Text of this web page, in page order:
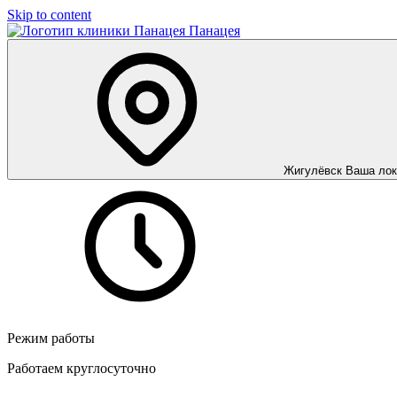
Skip to content
Панацея
Жигулёвск Ваша
Режим работы
Работаем круглосуточно